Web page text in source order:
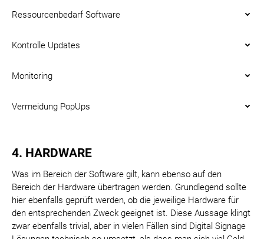
Ressourcenbedarf Software
Kontrolle Updates
Monitoring
Vermeidung PopUps
4. HARDWARE
Was im Bereich der Software gilt, kann ebenso auf den
Bereich der Hardware übertragen werden. Grundlegend sollte
hier ebenfalls geprüft werden, ob die jeweilige Hardware für
den entsprechenden Zweck geeignet ist. Diese Aussage klingt
zwar ebenfalls trivial, aber in vielen Fällen sind Digital Signage